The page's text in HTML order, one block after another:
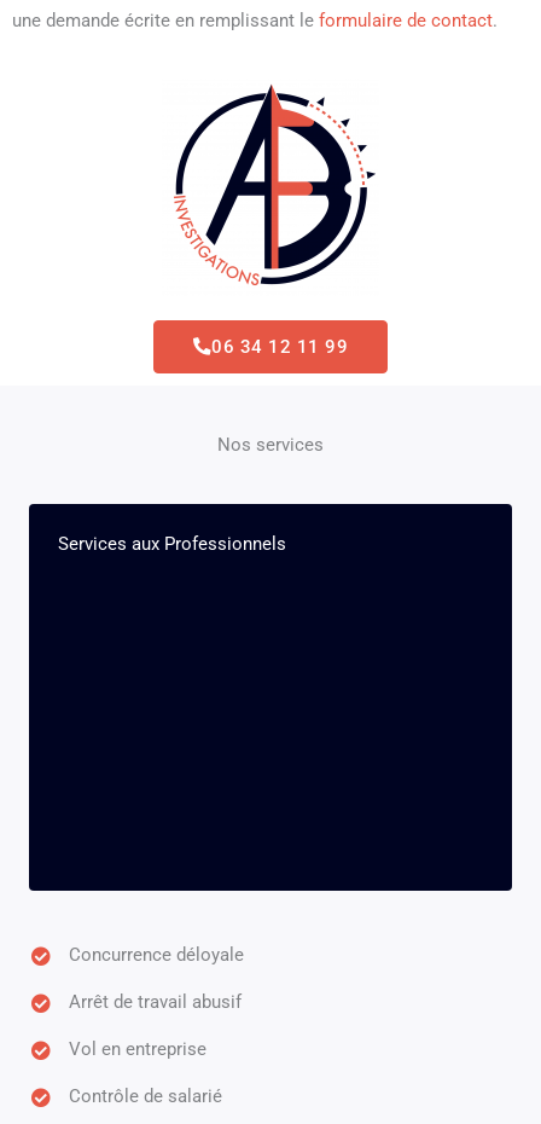
une demande écrite en remplissant le formulaire de contact.
06 34 12 11 99
Nos services
Services aux Professionnels
Concurrence déloyale
Arrêt de travail abusif
Vol en entreprise
Contrôle de salarié